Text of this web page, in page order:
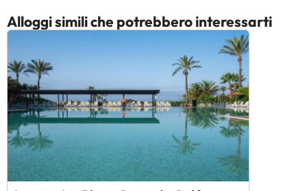
Alloggi simili che potrebbero interessarti